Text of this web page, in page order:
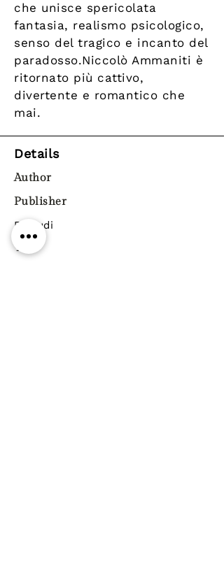
che unisce spericolata
fantasia, realismo psicologico,
senso del tragico e incanto del
paradosso.Niccolò Ammaniti è
ritornato più cattivo,
divertente e romantico che
mai.
Details
Author
Publisher
Einaudi
Year